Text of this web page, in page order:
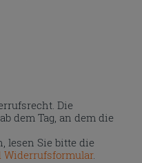
Die
dem Tag, an dem die
lesen Sie bitte die
Widerrufsformular.